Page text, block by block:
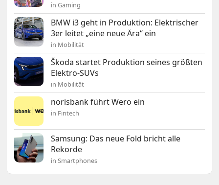
in Gaming
BMW i3 geht in Produktion: Elektrischer
3er leitet „eine neue Ära“ ein
in Mobilität
Škoda startet Produktion seines größten
Elektro-SUVs
in Mobilität
norisbank führt Wero ein
in Fintech
Samsung: Das neue Fold bricht alle
Rekorde
in Smartphones